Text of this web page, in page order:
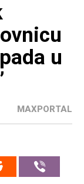
u
MAXPORTAL